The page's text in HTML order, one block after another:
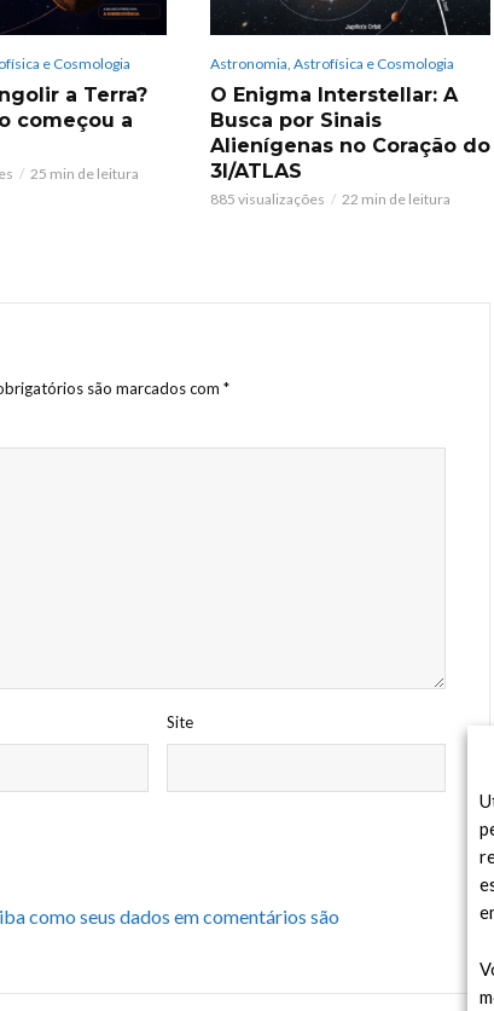
e Cosmologia
a Terra?
começou a
25 min de leitura
Astronomia, Astrofísica e Cosmologia
O Enigma Interstellar: A
Busca por Sinais
Alienígenas no Coração do
3I/ATLAS
885 visualizações 22 min de leitura
são marcados com *
Site
como seus dados em comentários são